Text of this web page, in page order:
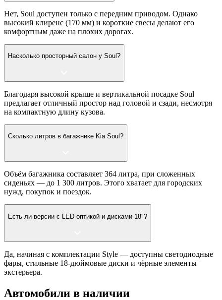
Нет, Soul доступен только с передним приводом. Однако
высокий клиренс (170 мм) и короткие свесы делают его
комфортным даже на плохих дорогах.
Насколько просторный салон у Soul?
Благодаря высокой крыше и вертикальной посадке Soul
предлагает отличный простор над головой и сзади, несмотря
на компактную длину кузова.
Сколько литров в багажнике Kia Soul?
Объём багажника составляет 364 литра, при сложенных
сиденьях — до 1 300 литров. Этого хватает для городских
нужд, покупок и поездок.
Есть ли версии с LED-оптикой и дисками 18″?
Да, начиная с комплектации Style — доступны светодиодные
фары, стильные 18-дюймовые диски и чёрные элементы
экстерьера.
Автомобили в наличии